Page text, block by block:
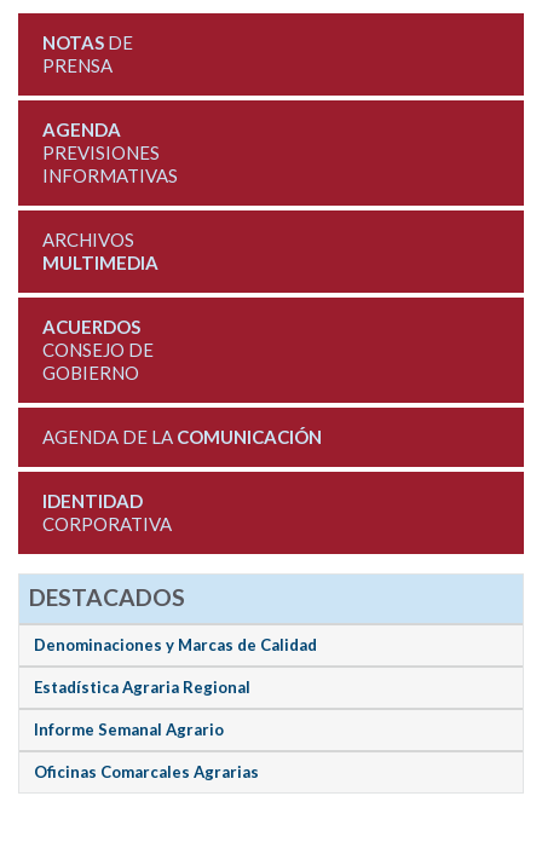
NOTASDE
PRENSA
AGENDA
PREVISIONES
INFORMATIVAS
ARCHIVOS
MULTIMEDIA
ACUERDOS
CONSEJO DE
GOBIERNO
AGENDA DE LA COMUNICACIÓN
IDENTIDAD
CORPORATIVA
DESTACADOS
Denominaciones y Marcas de Calidad
Estadística Agraria Regional
Informe Semanal Agrario
Oficinas Comarcales Agrarias